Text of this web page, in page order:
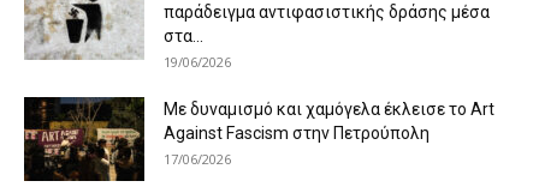
παράδειγμα αντιφασιστικής δράσης μέσα
στα...
19/06/2026
Με δυναμισμό και χαμόγελα έκλεισε το Art
Against Fascism στην Πετρούπολη
17/06/2026